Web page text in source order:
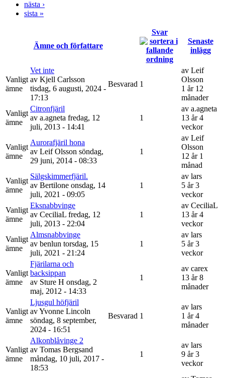
nästa ›
sista »
Ämne och författare
Svar
Senaste
inlägg
Vanligt
ämne
Vet inte
av Kjell Carlsson
tisdag, 6 augusti, 2024 -
17:13
Besvarad 1
av Leif
Olsson
1 år 12
månader
Vanligt
ämne
Citronfjäril
av a.agneta fredag, 12
juli, 2013 - 14:41
1
av a.agneta
13 år 4
veckor
Vanligt
ämne
Aurorafjäril hona
av Leif Olsson söndag,
29 juni, 2014 - 08:33
1
av Leif
Olsson
12 år 1
månad
Vanligt
ämne
Sälgskimmerfjäril.
av Bertilone onsdag, 14
juli, 2021 - 09:05
1
av lars
5 år 3
veckor
Vanligt
ämne
Eksnabbvinge
av CeciliaL fredag, 12
juli, 2013 - 22:04
1
av CeciliaL
13 år 4
veckor
Vanligt
ämne
Almsnabbvinge
av benlun torsdag, 15
juli, 2021 - 21:24
1
av lars
5 år 3
veckor
Vanligt
ämne
Fjärilarna och
backsippan
av Sture H onsdag, 2
maj, 2012 - 14:33
1
av carex
13 år 8
månader
Vanligt
ämne
Ljusgul höfjäril
avYvonne Lincoln
söndag, 8 september,
2024 - 16:51
Besvarad 1
av lars
1 år 4
månader
Vanligt
ämne
Alkonblåvinge 2
av Tomas Bergsand
måndag, 10 juli, 2017 -
18:53
1
av lars
9 år 3
veckor